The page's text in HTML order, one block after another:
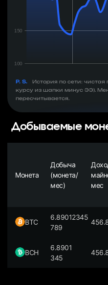
P. S.
История по сети: чистая
курсу из шапки минус ЭЭ).
пересчитывается.
Добываемые
Монета
Добыча
(монета/
мес)
мес
BTC
6.89012345
789
BCH
6.8901
345